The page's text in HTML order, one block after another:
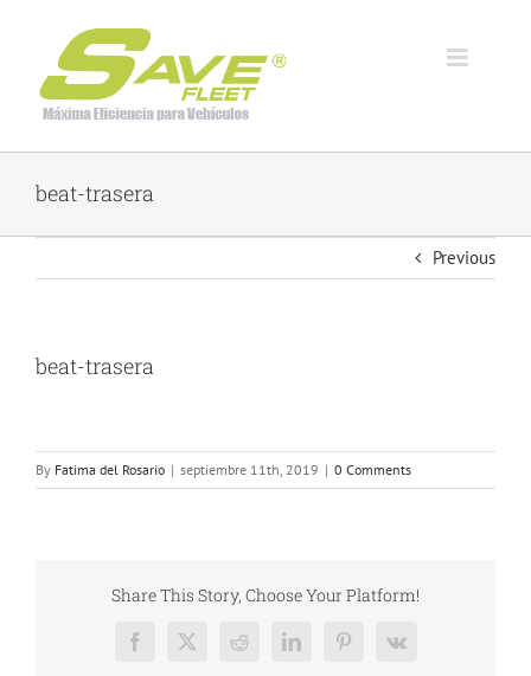
content
beat-trasera
Previous
beat-trasera
By Fatima del Rosario | septiembre 11th, 2019 | 0 Comments
Share This Story, Choose Your Platform!
Facebook
X RedditLinkedInPinterest
Vk